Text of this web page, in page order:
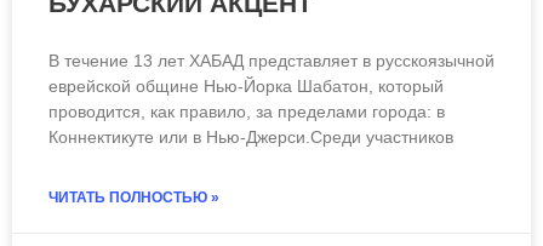
В течение 13 лет ХАБАД представляет в русскоязычной
еврейской общине Нью-Йорка Шабатон, который
проводится, как правило, за пределами города: в
Коннектикуте или в Нью-Джерси.Среди участников
ЧИТАТЬ ПОЛНОСТЬЮ »